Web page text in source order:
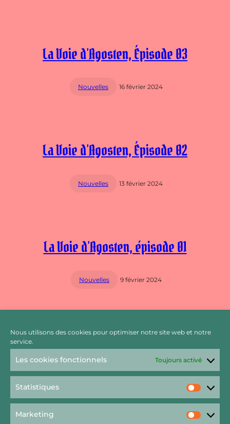
Nous utilisons des cookies pour optimiser notre site web et notre
service.
Les cookies fonctionnels Toujours activé
Statistiques
Marketing
La Voie d’Agosten, Épisode 03
Nouvelles 16 février 2024
La Voie d’Agosten, Épisode 02
Nouvelles 13 février 2024
La Voie d’Agosten, épisode 01
Nouvelles 9 février 2024
Feuilleton – Kiss the DJ – Chapitre 3
Nouvelles 5 septembre 2020